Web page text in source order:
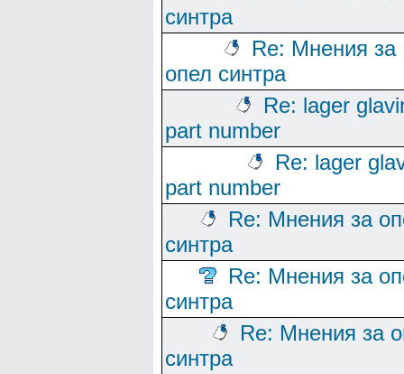
синтра
Re: Мнения за
опел синтра
Re: lager
part number
Re: lager
part number
Re: Мнения за
синтра
Re: Мнения за
синтра
Re: Мнения за
синтра